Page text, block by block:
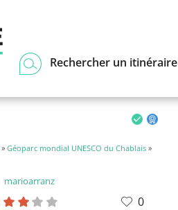
Rechercher un itinéraire
» Géoparc mondial UNESCO du Chablais »
marioarranz
0